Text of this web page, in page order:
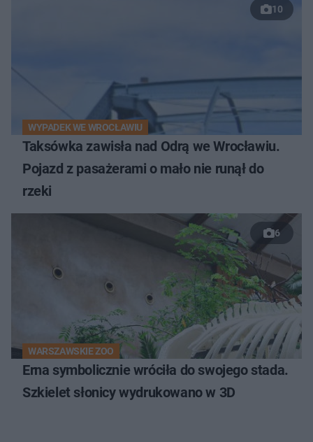
10
WYPADEK WE WROCŁAWIU
Taksówka zawisła nad Odrą we Wrocławiu.
Pojazd z pasażerami o mało nie runął do
rzeki
6
WARSZAWSKIE ZOO
Erna symbolicznie wróciła do swojego stada.
Szkielet słonicy wydrukowano w 3D